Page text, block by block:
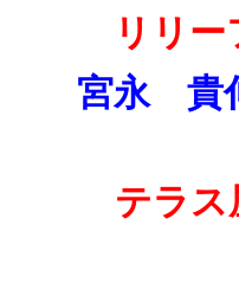
リリ
宮永 貴
テラス